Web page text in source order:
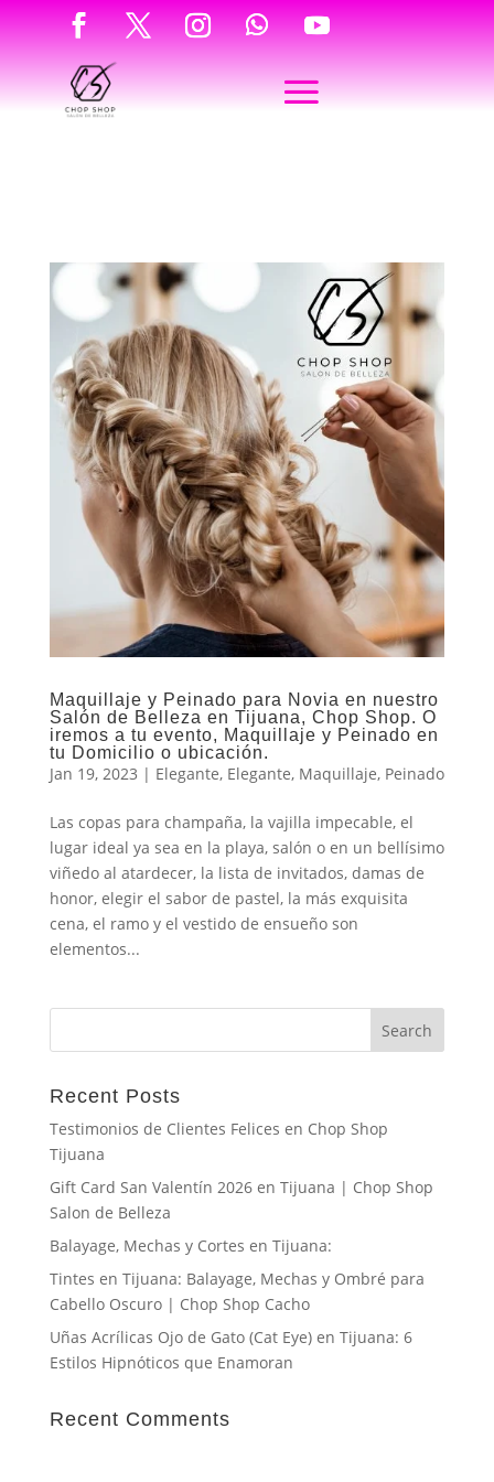
Maquillaje y Peinado para Novia en nuestro
Salón de Belleza en Tijuana, Chop Shop. O
iremos a tu evento, Maquillaje y Peinado en
tu Domicilio o ubicación.
Jan 19, 2023 | Elegante, Elegante, Maquillaje, Peinado
Las copas para champaña, la vajilla impecable, el
lugar ideal ya sea en la playa, salón o en un bellísimo
viñedo al atardecer, la lista de invitados, damas de
honor, elegir el sabor de pastel, la más exquisita
cena, el ramo y el vestido de ensueño son
elementos...
Recent Posts
Testimonios de Clientes Felices en Chop Shop
Tijuana
Gift Card San Valentín 2026 en Tijuana | Chop Shop
Salon de Belleza
Balayage, Mechas y Cortes en Tijuana:
Tintes en Tijuana: Balayage, Mechas y Ombré para
Cabello Oscuro | Chop Shop Cacho
Uñas Acrílicas Ojo de Gato (Cat Eye) en Tijuana: 6
Estilos Hipnóticos que Enamoran
Recent Comments